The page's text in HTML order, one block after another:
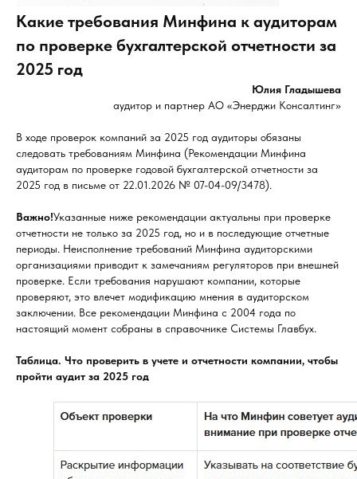
Какие требования Минфина к аудиторам
по проверке бухгалтерской отчетности за
2025 год
Юлия Гладышева
аудитор и партнер АО «Энерджи Консалтинг»
В ходе проверок компаний за 2025 год аудиторы обязаны
следовать требованиям Минфина (Рекомендации Минфина
аудиторам по проверке годовой бухгалтерской отчетности за
2025 год в письме от 22.01.2026 № 07-04-09/3478).
Важно!Указанные ниже рекомендации актуальны при проверке
отчетности не только за 2025 год, но и в последующие отчетные
периоды. Неисполнение требований Минфина аудиторскими
организациями приводит к замечаниям регуляторов при внешней
проверке. Если требования нарушают компании, которые
проверяют, это влечет модификацию мнения в аудиторском
заключении. Все рекомендации Минфина с 2004 года по
настоящий момент собраны в справочнике Системы Главбух.
Таблица. Что проверить в учете и отчетности компании, чтобы
пройти аудит за 2025 год